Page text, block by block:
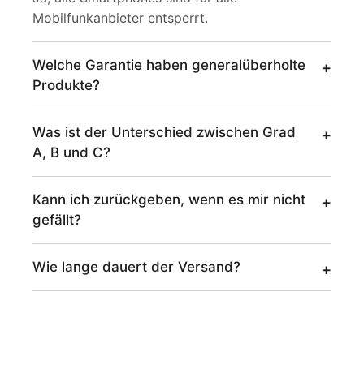
Mobilfunkanbieter entsperrt.
Welche Garantie haben generalüberholte
Produkte?
Was ist der Unterschied zwischen Grad
A, B und C?
Kann ich zurückgeben, wenn es mir nicht
gefällt?
Wie lange dauert der Versand?